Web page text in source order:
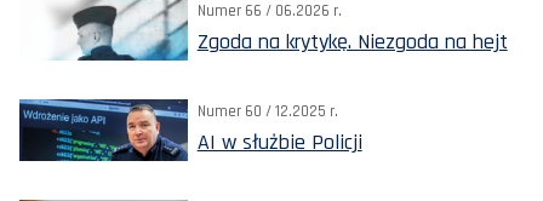
Numer 66 / 06.2026 r.
Zgoda na krytykę. Niezgoda na hejt
Numer 60 / 12.2025 r.
AI w służbie Policji